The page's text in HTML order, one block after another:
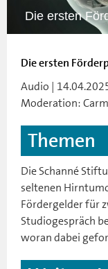
Die ersten
Die ersten
Audio |
Moderation:
Themen
Die Schanné
seltenen
Fördergelder für
Studiogespräch
woran dabei